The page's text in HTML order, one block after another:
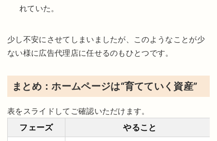
れていた。
少し不安にさせてしまいましたが、このようなことが少
ない様に広告代理店に任せるのもひとつです。
まとめ：ホームページは“育てていく資産”
表をスライドしてご確認いただけます。
フェーズ
やること